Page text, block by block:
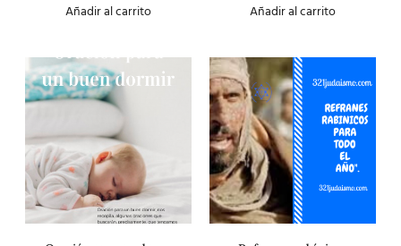
Añadir al carrito Añadir al carrito